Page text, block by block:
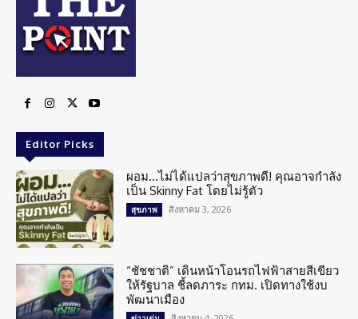
Editor Picks
ผอม…ไม่ได้แปลว่าสุขภาพดี! คุณอาจกำลัง
เป็น Skinny Fat โดยไม่รู้ตัว
สุขภาพ สิงหาคม 3, 2026
“ชัชชาติ” เดินหน้าโอนรถไฟฟ้าสายสีเขียว
ให้รัฐบาล ชี้ลดภาระ กทม. เปิดทางใช้งบ
พัฒนาเมือง